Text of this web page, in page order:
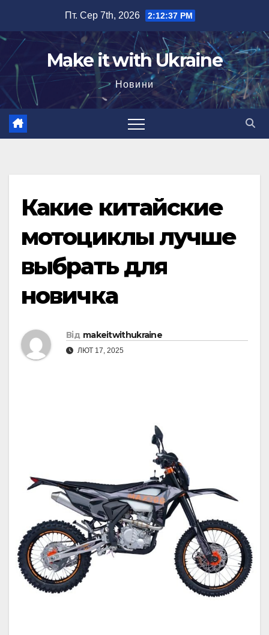
вмісту
Пт. Сер 7th, 2026 2:12:38 PM
Make it with Ukraine
Новини
Какие китайские
мотоциклы лучше
выбрать для
новичка
Від makeitwithukraine
ЛЮТ 17, 2025